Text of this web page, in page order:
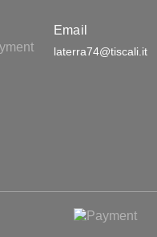
Email
laterra74@tiscali.it